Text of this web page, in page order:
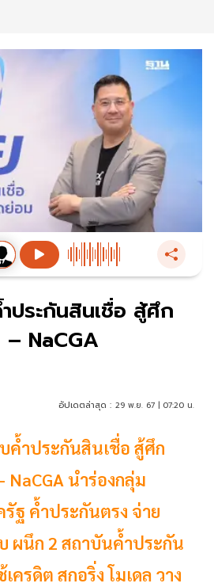
ประกันสินเชื่อ สู้ศึก
NaCGA
อัปเดตล่าสุด : 29 พ.ย. 67 | 07:20 น.
ค้ำประกันสินเชื่อ สู้ศึก
นำร่องกลุ่ม
ฐ ค้ำประกันตรง จ่าย
ผนึก 2 สถาบันค้ำประกัน
ครดิต สกอริ่ง โมเดล วาง